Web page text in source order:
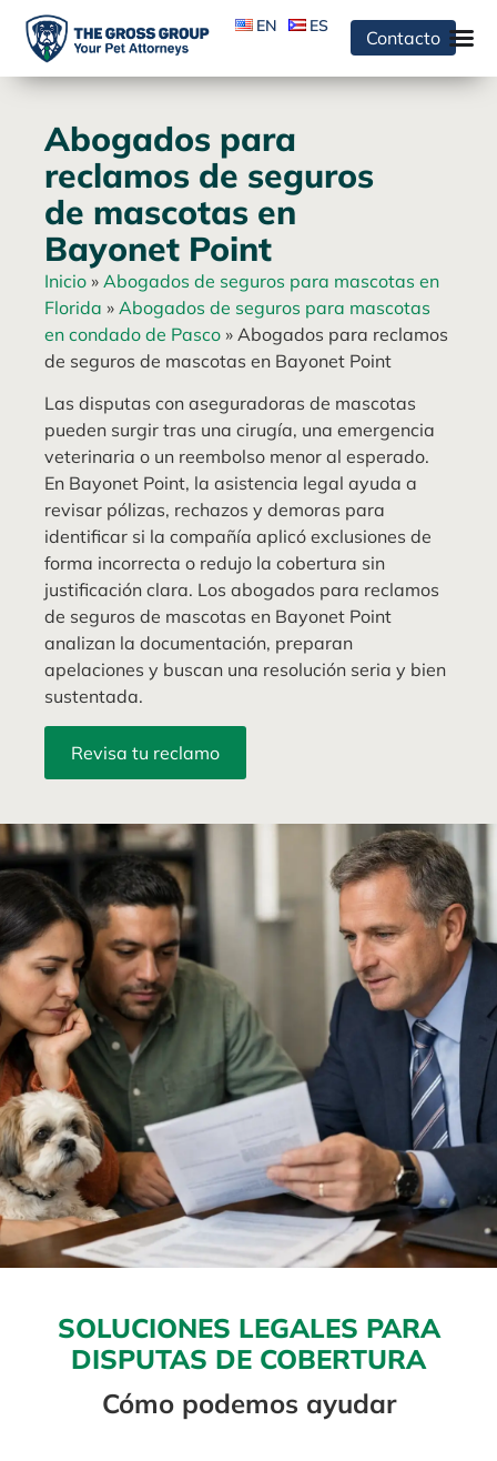
EN ES
Contacto
Abogados para
reclamos de seguros
de mascotas en
Bayonet Point
Inicio » Abogados de seguros para mascotas en
Florida » Abogados de seguros para mascotas
en condado de Pasco » Abogados para reclamos
de seguros de mascotas en Bayonet Point
Las disputas con aseguradoras de mascotas
pueden surgir tras una cirugía, una emergencia
veterinaria o un reembolso menor al esperado.
En Bayonet Point, la asistencia legal ayuda a
revisar pólizas, rechazos y demoras para
identificar si la compañía aplicó exclusiones de
forma incorrecta o redujo la cobertura sin
justificación clara. Los abogados para reclamos
de seguros de mascotas en Bayonet Point
analizan la documentación, preparan
apelaciones y buscan una resolución seria y bien
sustentada.
Revisa tu reclamo
SOLUCIONES LEGALES PARA
DISPUTAS DE COBERTURA
Cómo podemos ayudar